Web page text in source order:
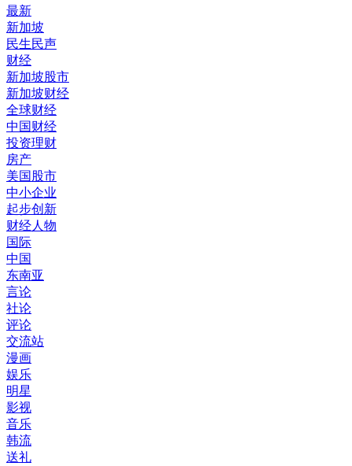
最新
新加坡
民生民声
财经
新加坡股市
新加坡财经
全球财经
中国财经
投资理财
房产
美国股市
中小企业
起步创新
财经人物
国际
中国
东南亚
言论
社论
评论
交流站
漫画
娱乐
明星
影视
音乐
韩流
送礼